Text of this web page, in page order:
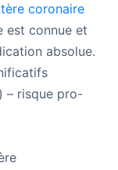
coronaire
est connue et
absolue.
– risque pro-